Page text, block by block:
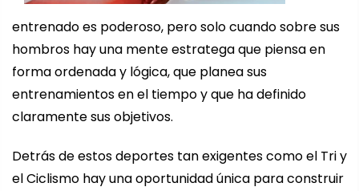
entrenado es poderoso, pero solo cuando sobre sus
hombros hay una mente estratega que piensa en
forma ordenada y lógica, que planea sus
entrenamientos en el tiempo y que ha definido
claramente sus objetivos.
Detrás de estos deportes tan exigentes como el Tri y
el Ciclismo hay una oportunidad única para construir